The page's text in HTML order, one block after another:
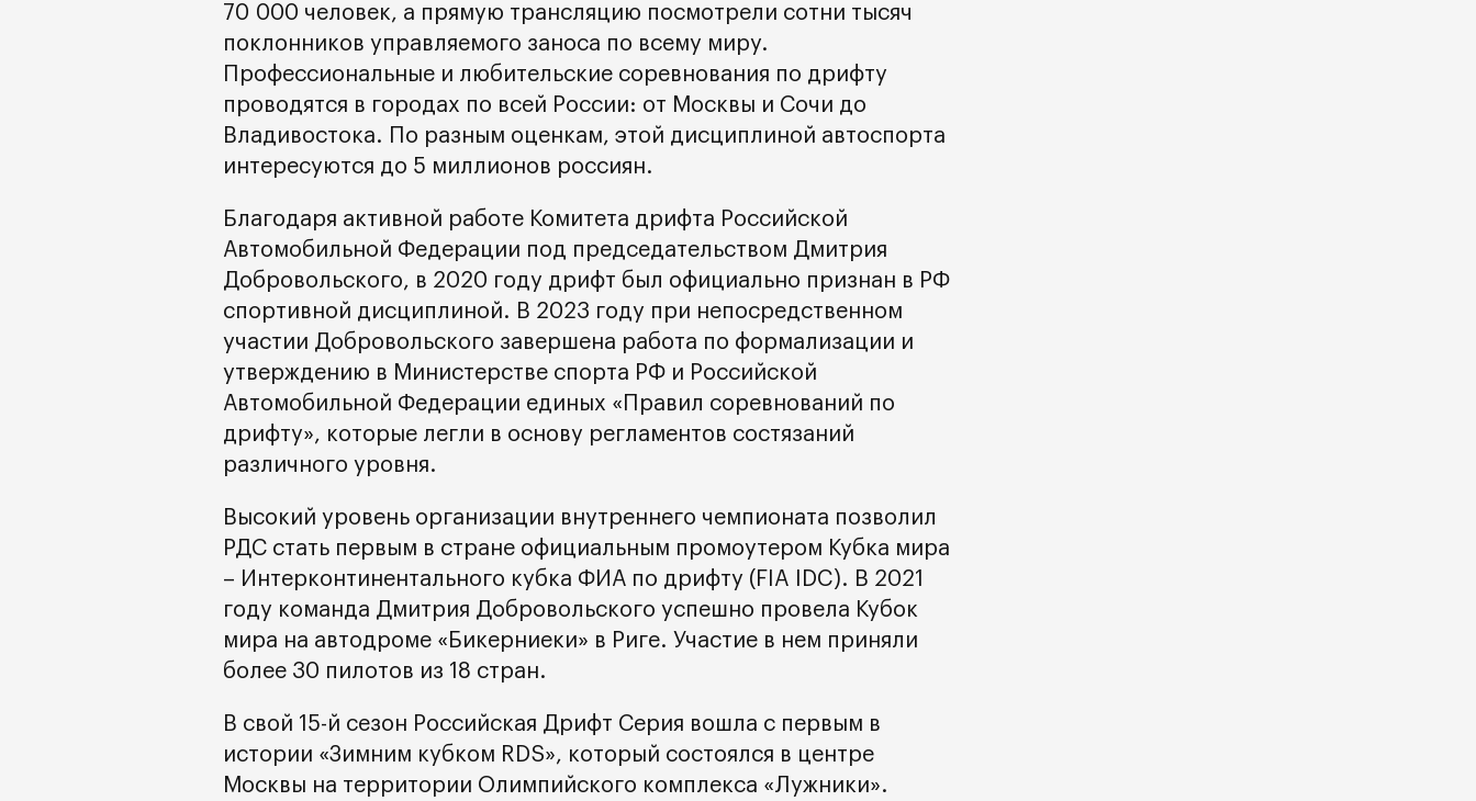
70 000 человек, а прямую трансляцию посмотрели сотни тысяч
поклонников управляемого заноса по всему миру.
Профессиональные и любительские соревнования по дрифту
проводятся в городах по всей России: от Москвы и Сочи до
Владивостока. По разным оценкам, этой дисциплиной автоспорта
интересуются до 5 миллионов россиян.
Благодаря активной работе Комитета дрифта Российской
Автомобильной Федерации под председательством Дмитрия
Добровольского, в 2020 году дрифт был официально признан в РФ
спортивной дисциплиной. В 2023 году при непосредственном
участии Добровольского завершена работа по формализации и
утверждению в Министерстве спорта РФ и Российской
Автомобильной Федерации единых «Правил соревнований по
дрифту», которые легли в основу регламентов состязаний
различного уровня.
Высокий уровень организации внутреннего чемпионата позволил
РДС стать первым в стране официальным промоутером Кубка мира
– Интерконтинентального кубка ФИА по дрифту (FIA IDC). В 2021
году команда Дмитрия Добровольского успешно провела Кубок
мира на автодроме «Бикерниеки» в Риге. Участие в нем приняли
более 30 пилотов из 18 стран.
В свой 15-й сезон Российская Дрифт Серия вошла с первым в
истории «Зимним кубком RDS», который состоялся в центре
Москвы на территории Олимпийского комплекса «Лужники».